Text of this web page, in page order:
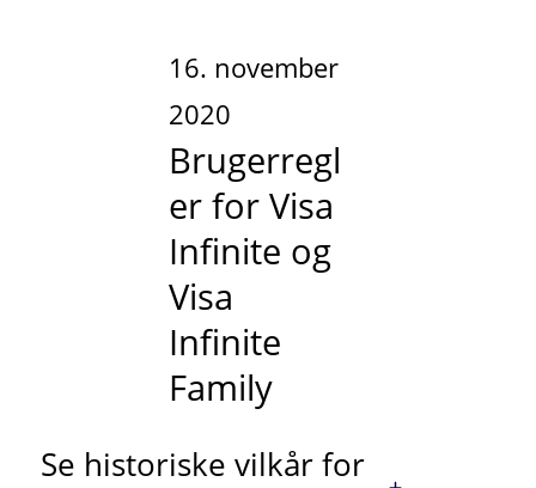
16. november
2020
Brugerregl
er for Visa
Infinite og
Visa
Infinite
Family
Se historiske vilkår for